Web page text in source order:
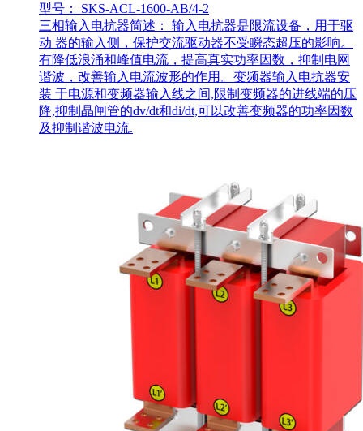
型号： SKS-ACL-1600-AB/4-2
三相输入电抗器简述： 输入电抗器是限流设备，用于驱
动 器的输入侧，保护交流驱动器不受瞬态超压的影响。
有降低浪涌和峰值电流，提高真实功率因数，抑制电网
谐波，改善输入电流波形的作用。变频器输入电抗器安
装 于电源和变频器输入线之间,限制变频器的进线端的压
降,抑制晶闸管的dv/dt和di/dt,可以改善变频器的功率因数
及抑制谐波电流.